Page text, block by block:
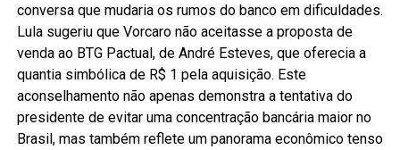
conversa que mudaria os rumos do banco em dificuldades.
Lula sugeriu que Vorcaro não aceitasse a proposta de
venda ao BTG Pactual, de André Esteves, que oferecia a
quantia simbólica de R$ 1 pela aquisição. Este
aconselhamento não apenas demonstra a tentativa do
presidente de evitar uma concentração bancária maior no
Brasil, mas também reflete um panorama econômico tenso